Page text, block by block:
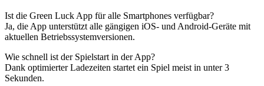
Ist die Green Luck App für alle Smartphones verfügbar?
Ja, die App unterstützt alle gängigen iOS- und Android-Geräte mit
aktuellen Betriebssystemversionen.
Wie schnell ist der Spielstart in der App?
Dank optimierter Ladezeiten startet ein Spiel meist in unter 3
Sekunden.